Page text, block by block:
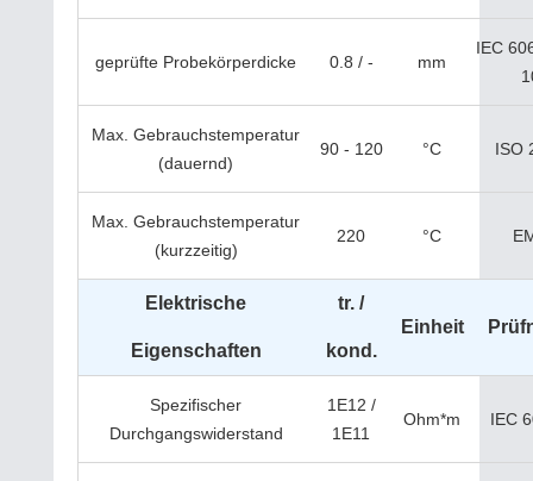
geprüfte Probekörperdicke 0.8 / - mm
IEC
Max. Gebrauchstemperatur
(dauernd)
90 - 120 °C ISO
Max. Gebrauchstemperatur
(kurzzeitig)
220 °C
Elektrische
Eigenschaften
tr. /
kond.
Einheit
Spezifischer
Durchgangswiderstand
1E12 /
1E11
Ohm*m IEC